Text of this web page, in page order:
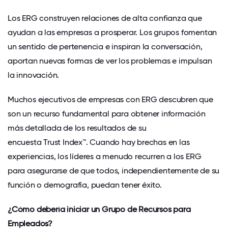
Los ERG construyen relaciones de alta confianza que
ayudan a las empresas a prosperar. Los grupos fomentan
un sentido de pertenencia e inspiran la conversación,
aportan nuevas formas de ver los problemas e impulsan
la innovación.
Muchos ejecutivos de empresas con ERG descubren que
son un recurso fundamental para obtener información
más detallada de los resultados de su
encuesta Trust Index™. Cuando hay brechas en las
experiencias, los líderes a menudo recurren a los ERG
para asegurarse de que todos, independientemente de su
función o demografía, puedan tener éxito.
¿Cómo debería iniciar un Grupo de Recursos para
Empleados?